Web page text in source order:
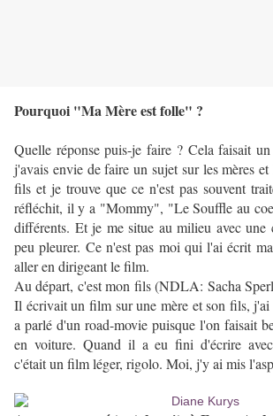
Pourquoi "Ma Mère est folle" ?
Quelle réponse puis-je faire ? Cela faisait
j'avais envie de faire un sujet sur les mères
fils et je trouve que ce n'est pas souvent
réfléchit, il y a "Mommy", "Le Souffle au
différents. Et je me situe au milieu avec une
peu pleurer. Ce n'est pas moi qui l'ai écrit
aller en dirigeant le film.
Au départ, c'est mon fils (NDLA: Sacha
Il écrivait un film sur une mère et son fils,
a parlé d'un road-movie puisque l'on faisait
en voiture. Quand il a eu fini d'écrire avec
c'était un film léger, rigolo. Moi, j'y ai mis